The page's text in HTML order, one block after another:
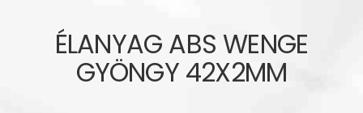
ÉLANYAG ABS WENGE
GYÖNGY 42X2MM